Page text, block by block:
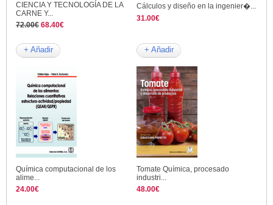
CIENCIA Y TECNOLOGÍA DE LA
CARNE Y...
72.00€ 68.40€
+ Añadir
Cálculos y diseño en la ingenier�...
31.00€
+ Añadir
Química computacional de los
alime...
24.00€
Tomate Química, procesado
industri...
48.00€